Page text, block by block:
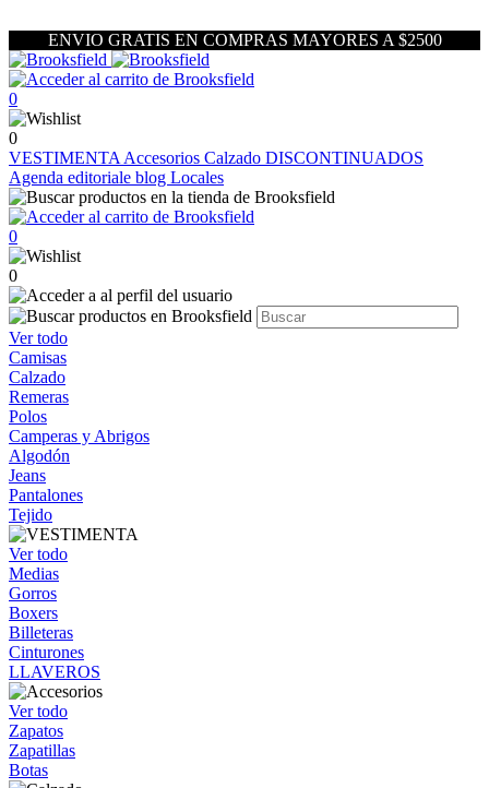
ENVIO GRATIS EN COMPRAS MAYORES A $2500
0
0
VESTIMENTA Accesorios Calzado DISCONTINUADOS
Agenda editoriale blog Locales
0
0
Ver todo
Camisas
Calzado
Remeras
Polos
Camperas y Abrigos
Algodón
Jeans
Pantalones
Tejido
Ver todo
Medias
Gorros
Boxers
Billeteras
Cinturones
LLAVEROS
Ver todo
Zapatos
Zapatillas
Botas